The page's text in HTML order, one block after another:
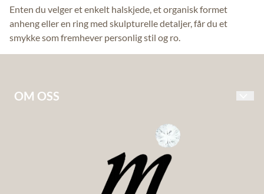
Enten du velger et enkelt halskjede, et organisk formet
anheng eller en ring med skulpturelle detaljer, får du et
smykke som fremhever personlig stil og ro.
OM OSS
Hvert smykke formes for hånd i små serier, med fokus på
kvalitet, særpreg og et tydelig skandinavisk formspråk. Her
finner du både herresmykker og damesmykker i sølv og